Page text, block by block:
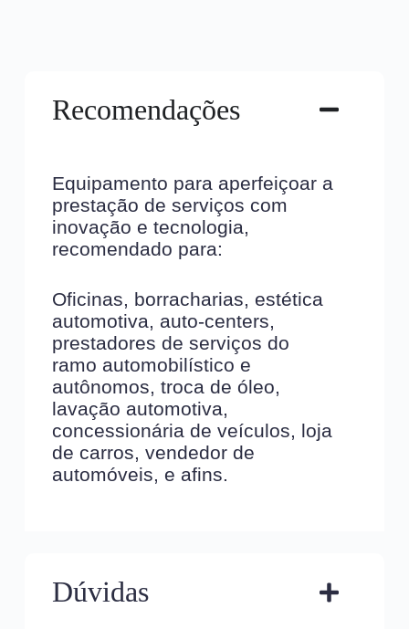
Recomendações
Equipamento para aperfeiçoar a
prestação de serviços com
inovação e tecnologia,
recomendado para:
Oficinas, borracharias, estética
automotiva, auto-centers,
prestadores de serviços do
ramo automobilístico e
autônomos, troca de óleo,
lavação automotiva,
concessionária de veículos, loja
de carros, vendedor de
automóveis, e afins.
Dúvidas